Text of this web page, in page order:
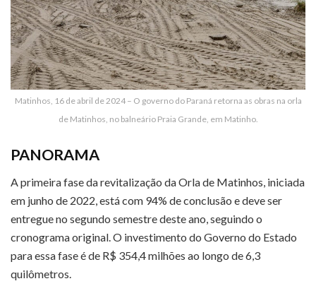
Matinhos, 16 de abril de 2024 – O governo do Paraná retorna as obras na orla
de Matinhos, no balneário Praia Grande, em Matinho.
PANORAMA
A primeira fase da revitalização da Orla de Matinhos, iniciada
em junho de 2022, está com 94% de conclusão e deve ser
entregue no segundo semestre deste ano, seguindo o
cronograma original. O investimento do Governo do Estado
para essa fase é de R$ 354,4 milhões ao longo de 6,3
quilômetros.